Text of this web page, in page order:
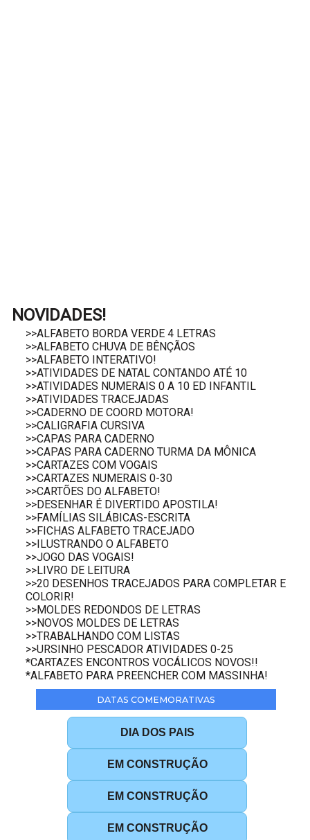
NOVIDADES!
>>ALFABETO BORDA VERDE 4 LETRAS
>>ALFABETO CHUVA DE BÊNÇÃOS
>>ALFABETO INTERATIVO!
>>ATIVIDADES DE NATAL CONTANDO ATÉ 10
>>ATIVIDADES NUMERAIS 0 A 10 ED INFANTIL
>>ATIVIDADES TRACEJADAS
>>CADERNO DE COORD MOTORA!
>>CALIGRAFIA CURSIVA
>>CAPAS PARA CADERNO
>>CAPAS PARA CADERNO TURMA DA MÔNICA
>>CARTAZES COM VOGAIS
>>CARTAZES NUMERAIS 0-30
>>CARTÕES DO ALFABETO!
>>DESENHAR É DIVERTIDO APOSTILA!
>>FAMÍLIAS SILÁBICAS-ESCRITA
>>FICHAS ALFABETO TRACEJADO
>>ILUSTRANDO O ALFABETO
>>JOGO DAS VOGAIS!
>>LIVRO DE LEITURA
>>20 DESENHOS TRACEJADOS PARA COMPLETAR E
COLORIR!
>>MOLDES REDONDOS DE LETRAS
>>NOVOS MOLDES DE LETRAS
>>TRABALHANDO COM LISTAS
>>URSINHO PESCADOR ATIVIDADES 0-25
*CARTAZES ENCONTROS VOCÁLICOS NOVOS!!
*ALFABETO PARA PREENCHER COM MASSINHA!
DATAS COMEMORATIVAS
DIA DOS PAIS
EM CONSTRUÇÃO
EM CONSTRUÇÃO
EM CONSTRUÇÃO